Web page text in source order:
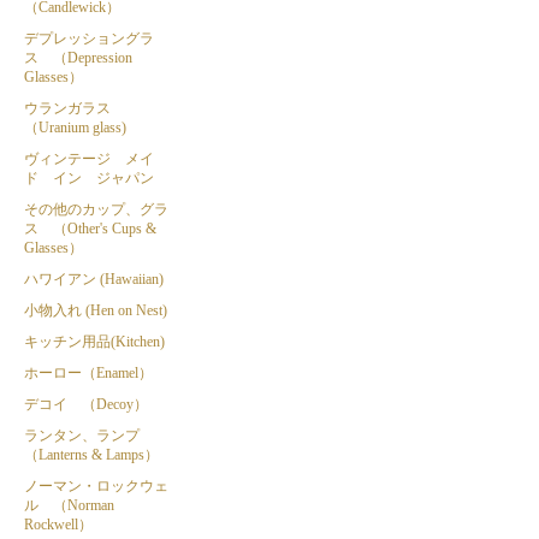
（Candlewick）
デプレッショングラ
ス （Depression
Glasses）
ウランガラス
（Uranium glass)
ヴィンテージ メイ
ド イン ジャパン
その他のカップ、グラ
ス （Other's Cups &
Glasses）
ハワイアン (Hawaiian)
小物入れ (Hen on Nest)
キッチン用品(Kitchen)
ホーロー（Enamel）
デコイ （Decoy）
ランタン、ランプ
（Lanterns & Lamps）
ノーマン・ロックウェ
ル （Norman
Rockwell）